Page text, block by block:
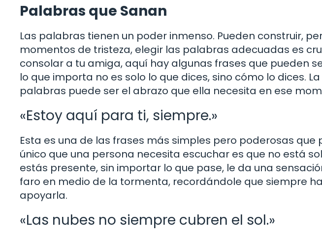
Palabras que Sanan
Las palabras tienen un poder inmenso. Pueden construir,
momentos de tristeza, elegir las palabras adecuadas es
consolar a tu amiga, aquí hay algunas frases que pueden
lo que importa no es solo lo que dices, sino cómo lo dices.
palabras puede ser el abrazo que ella necesita en ese
«Estoy aquí para ti, siempre.»
Esta es una de las frases más simples pero poderosas que
único que una persona necesita escuchar es que no está
estás presente, sin importar lo que pase, le da una
faro en medio de la tormenta, recordándole que siempre
apoyarla.
«Las nubes no siempre cubren el sol.»